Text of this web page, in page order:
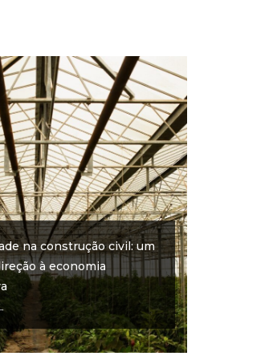
na construção civil: um
à economia